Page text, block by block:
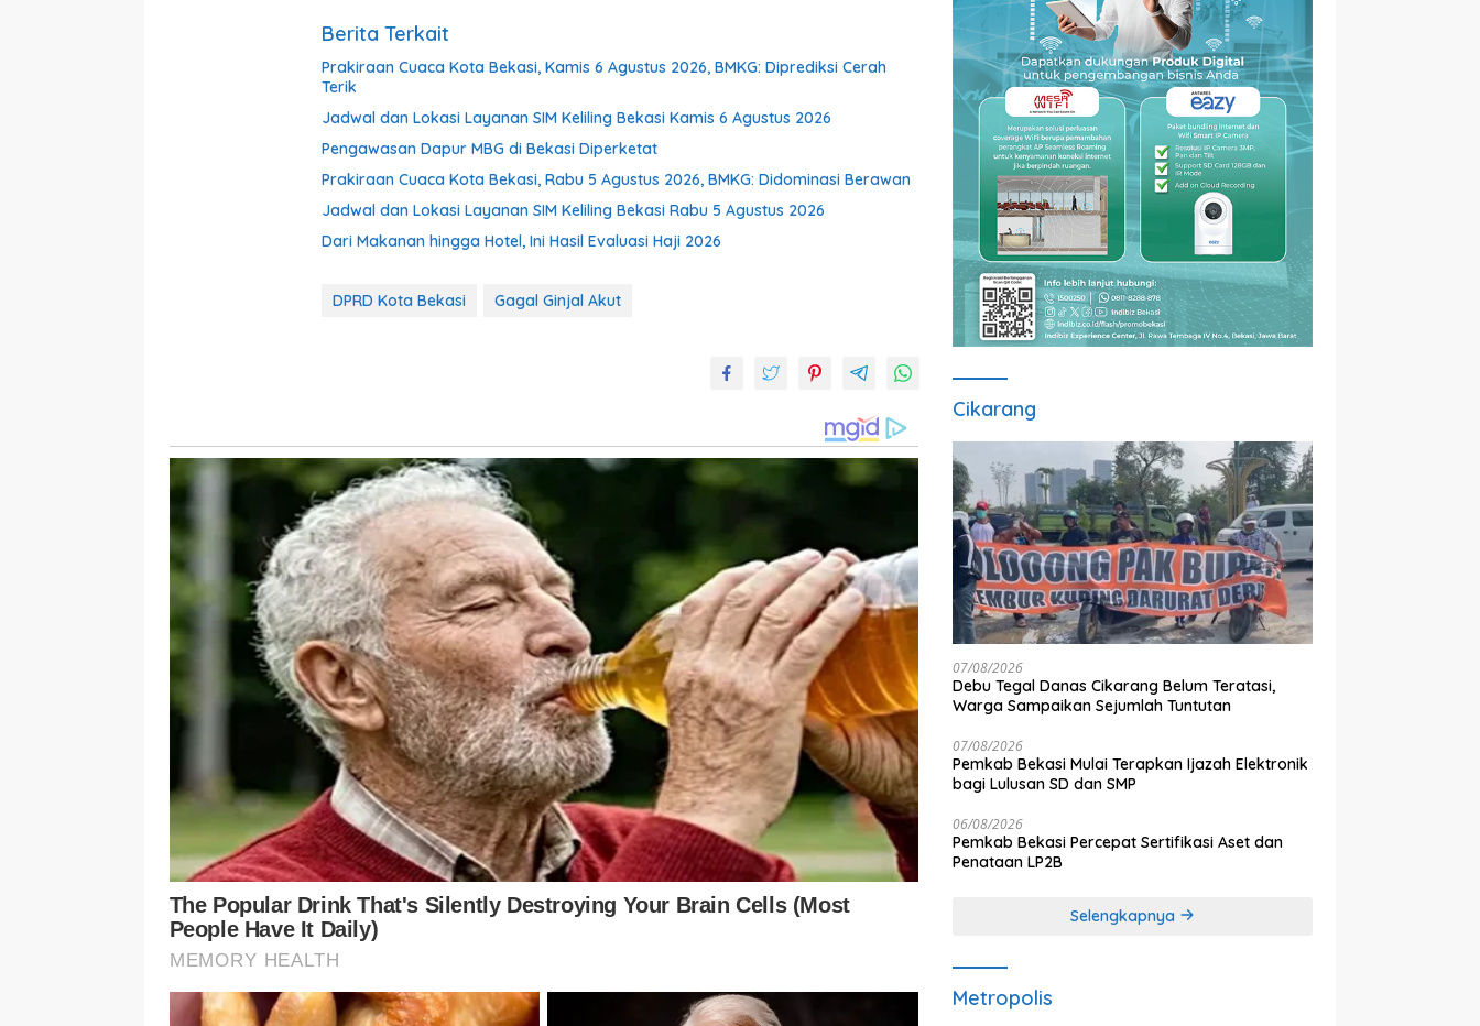
Berita Terkait
Prakiraan Cuaca Kota Bekasi, Kamis 6 Agustus 2026, BMKG: Diprediksi Cerah
Terik
Jadwal dan Lokasi Layanan SIM Keliling Bekasi Kamis 6 Agustus 2026
Pengawasan Dapur MBG di Bekasi Diperketat
Prakiraan Cuaca Kota Bekasi, Rabu 5 Agustus 2026, BMKG: Didominasi Berawan
Jadwal dan Lokasi Layanan SIM Keliling Bekasi Rabu 5 Agustus 2026
Dari Makanan hingga Hotel, Ini Hasil Evaluasi Haji 2026
DPRD Kota Bekasi Gagal Ginjal Akut
Cikarang
07/08/2026
Debu Tegal Danas Cikarang Belum Teratasi,
Warga Sampaikan Sejumlah Tuntutan
07/08/2026
Pemkab Bekasi Mulai Terapkan Ijazah Elektronik
bagi Lulusan SD dan SMP
06/08/2026
Pemkab Bekasi Percepat Sertifikasi Aset dan
Penataan LP2B
Selengkapnya
Metropolis